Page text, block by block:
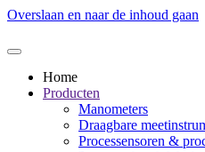
Overslaan en naar de inhoud gaan
Home
Producten
Manometers
Draagbare
Processensoren &